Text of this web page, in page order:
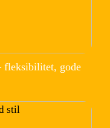
fleksibilitet, gode